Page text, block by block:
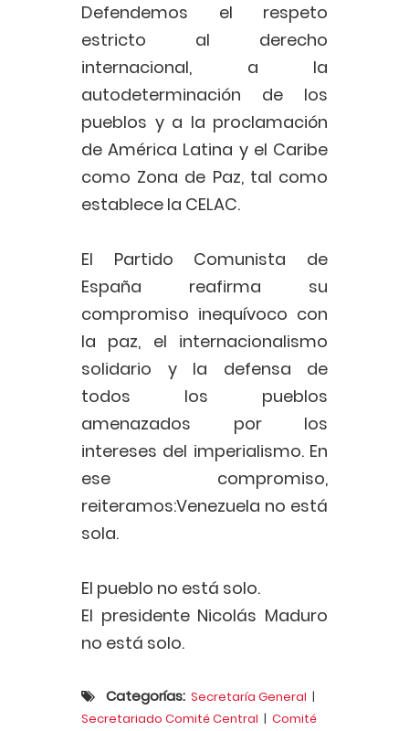
Defendemos el respeto
estricto al derecho
internacional, a la
autodeterminación de los
pueblos y a la proclamación
de América Latina y el Caribe
como Zona de Paz, tal como
establece la CELAC.
El Partido Comunista de
España reafirma su
compromiso inequívoco con
la paz, el internacionalismo
solidario y la defensa de
todos los pueblos
amenazados por los
intereses del imperialismo. En
ese compromiso,
reiteramos:Venezuela no está
sola.
El pueblo no está solo.
El presidente Nicolás Maduro
no está solo.
Categorías: Secretaría General |
Secretariado Comité Central | Comité